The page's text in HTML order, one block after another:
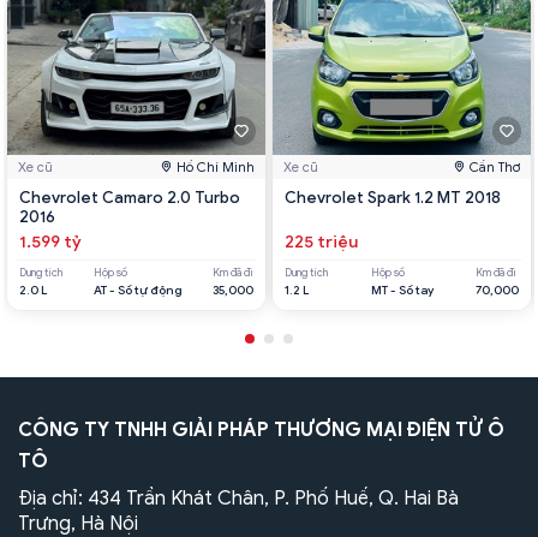
Xe cũ Hồ Chí Minh
Chevrolet Camaro 2.0 Turbo
2016
1.599 tỷ
Dung tích
2.0 L
Hộp số
AT - Số tự động
Km đã đi
35,000
Xe cũ Cần Thơ
Chevrolet Spark 1.2 MT 2018
225 triệu
Dung tích
1.2 L
Hộp số
MT - Số tay
Km đã đi
70,000
CÔNG TY TNHH GIẢI PHÁP THƯƠNG MẠI ĐIỆN TỬ Ô
TÔ
Địa chỉ: 434 Trần Khát Chân, P. Phố Huế, Q. Hai Bà
Trưng, Hà Nội